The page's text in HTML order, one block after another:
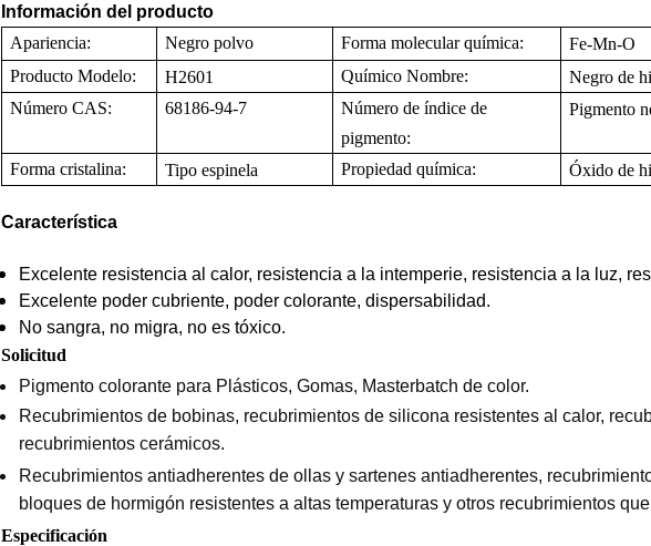
Información del producto
Apariencia:
Negropolvo Forma molecular química:
Fe-Mn-O
Producto Modelo: H2601 Químico Nombre:
Negro de
Número CAS:
68186-94-7
Número de índice de
pigmento:
Pigmento
Forma cristalina: Tipo espinela Propiedad química: Óxido de
Característica
Excelente resistencia al calor, resistencia a la intemperie, resistencia a la luz,
Excelente poder cubriente, poder colorante, dispersabilidad.
No sangra, no migra, no es tóxico.
Solicitud
Pigmento colorante para Plásticos, Gomas, Masterbatch de color.
Recubrimientos de bobinas, recubrimientos de silicona resistentes al calor,
recubrimientos cerámicos.
Recubrimientos antiadherentes de ollas y sartenes antiadherentes,
bloques de hormigón resistentes a altas temperaturas y otros recubrimientos
Especificación